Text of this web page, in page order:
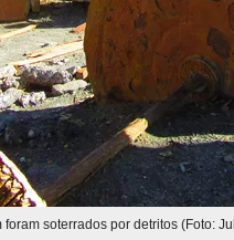
soterrados por detritos (Foto: